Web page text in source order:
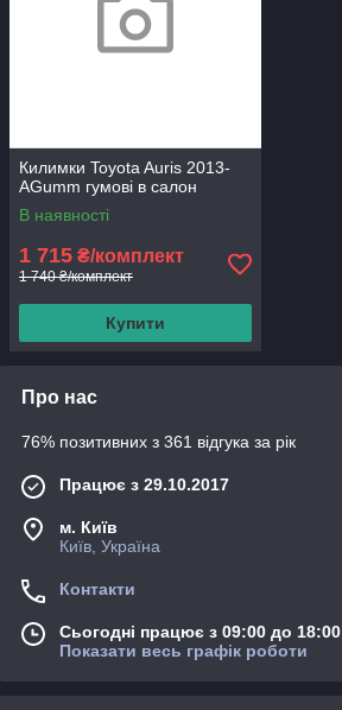
Килимки Toyota Auris 2013-
AGumm гумові в салон
В наявності
1 715 ₴/комплект
1 740 ₴/комплект
Купити
Про нас
76% позитивних з 361 відгука за рік
Працює з 29.10.2017
м. Київ
Київ, Україна
Контакти
Сьогодні працює з 09:00 до 18:00
Показати весь графік роботи